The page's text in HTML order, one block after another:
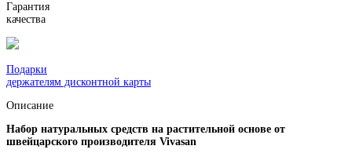
Гарантия
качества
Подарки
держателям дисконтной карты
Описание
Набор натуральных средств на растительной основе от
швейцарского производителя Vivasan